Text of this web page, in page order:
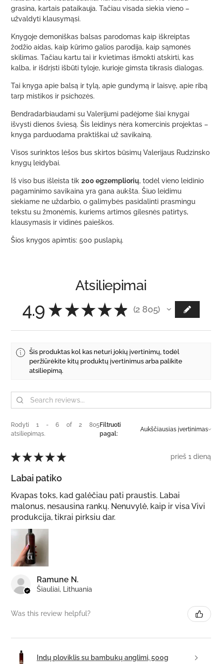
grasina, kartais pataikauja. Tačiau visada siekia vieno –
užvaldyti klausymąsi.
Knygoje demoniškas balsas parodomas kaip iškreiptas
žodžio aidas, kaip kūrimo galios parodija, kaip sąmonės
skilimas. Tačiau kartu tai ir kvietimas išmokti atskirti, kas
kalba, ir išdrįsti išbūti tyloje, kurioje gimsta tikrasis dialogas.
Tai knyga apie balsą ir tylą, apie gundymą ir laisvę, apie ribą
tarp mistikos ir psichozės.
Bendradarbiaudami su Valerijumi padėjome šiai knygai
išvysti dienos šviesą. Šis leidinys nėra komercinis projektas –
knyga parduodama praktiškai už savikainą.
Visos surinktos lėšos bus skirtos būsimų Valerijaus Rudzinsko
knygų leidybai.
Iš viso bus išleista tik 200 egzempliorių, todėl vieno leidinio
pagaminimo savikaina yra gana aukšta. Šiuo leidimu
siekiame ne uždarbio, o galimybės pasidalinti prasmingu
tekstu su žmonėmis, kuriems artimos gilesnės patirtys,
klausymasis ir vidinės paieškos.
Šios knygos apimtis: 500 puslapių.
Atsiliepimai
4.9 ★ ★ ★ ★ ★ 2 805
2805
Šis produktas kol kas neturi jokių įvertinimų, todėl
peržiūrėkite kitų produktų įvertinimus arba palikite
atsiliepimą.
Rodyti 1 - 6 of 2 805
atsiliepimąs.
Filtruoti
pagal:
★ ★ ★ ★ ★ prieš 1 dieną
Labai patiko
Kvapas toks, kad galėčiau pati praustis. Labai
malonus, nesausina rankų. Nenuvylė, kaip ir visa Vivi
produkcija, tikrai pirksiu dar.
Ramune N.
Šiauliai, Lithuania
Was this review helpful?
Indų ploviklis su bambukų anglimi, 500g